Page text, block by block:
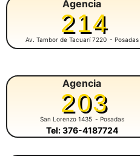
Agencia
214
Av. Tambor de Tacuarí 7220 - Posadas
Agencia
203
San Lorenzo 1435 - Posadas
Tel: 376-4187724